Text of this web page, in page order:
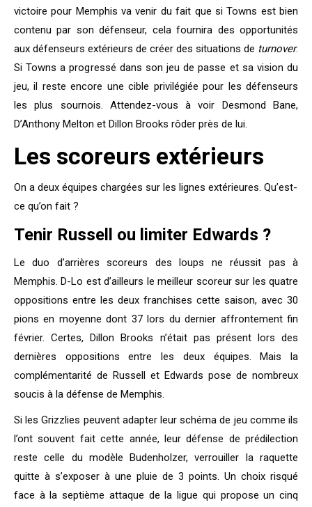
victoire pour Memphis va venir du fait que si Towns est bien
contenu par son défenseur, cela fournira des opportunités
aux défenseurs extérieurs de créer des situations de turnover.
Si Towns a progressé dans son jeu de passe et sa vision du
jeu, il reste encore une cible privilégiée pour les défenseurs
les plus sournois. Attendez-vous à voir Desmond Bane,
D’Anthony Melton et Dillon Brooks rôder près de lui.
Les scoreurs extérieurs
On a deux équipes chargées sur les lignes extérieures. Qu’est-
ce qu’on fait ?
Tenir Russell ou limiter Edwards ?
Le duo d’arrières scoreurs des loups ne réussit pas à
Memphis. D-Lo est d’ailleurs le meilleur scoreur sur les quatre
oppositions entre les deux franchises cette saison, avec 30
pions en moyenne dont 37 lors du dernier affrontement fin
février. Certes, Dillon Brooks n’était pas présent lors des
dernières oppositions entre les deux équipes. Mais la
complémentarité de Russell et Edwards pose de nombreux
soucis à la défense de Memphis.
Si les Grizzlies peuvent adapter leur schéma de jeu comme ils
l’ont souvent fait cette année, leur défense de prédilection
reste celle du modèle Budenholzer, verrouiller la raquette
quitte à s’exposer à une pluie de 3 points. Un choix risqué
face à la septième attaque de la ligue qui propose un cinq